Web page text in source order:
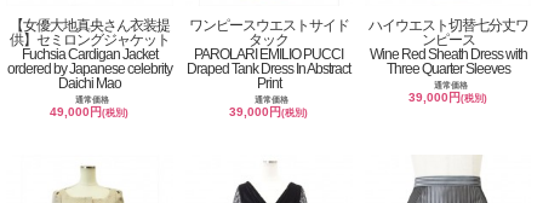
【女優大地真央さん衣装提
供】セミロングジャケット
Fuchsia Cardigan Jacket
ordered by Japanese celebrity
Daichi Mao
通常価格
49,000円(税別)
ワンピースウエストサイド
タック
PAROLARI EMILIO PUCCI
Draped Tank Dress In Abstract
Print
通常価格
39,000円(税別)
ハイウエスト切替七分丈ワ
ンピース
Wine Red Sheath Dress with
Three Quarter Sleeves
通常価格
39,000円(税別)